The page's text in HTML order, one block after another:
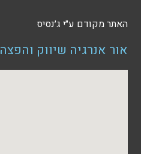
האתר מקודם ע״י ג׳נסיס
אור אנרגיה שיווק והפצה